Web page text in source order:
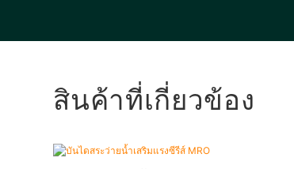
สินค้าที่เกี่ยวข้อง